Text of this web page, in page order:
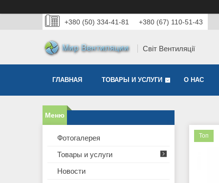
+380 (50) 334-41-81 +380 (67) 110-51-43
Світ Вентиляції
ГЛАВНАЯ ТОВАРЫ И УСЛУГИ О НАС
Топ
Фотогалерея
Товары и услуги
Новости